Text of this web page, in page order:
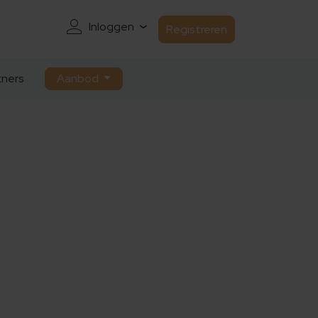
Inloggen Registreren
Aanbod